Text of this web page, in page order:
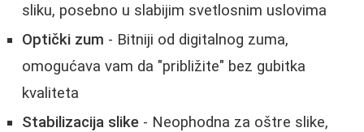
sliku, posebno u slabijim svetlosnim uslovima
Optički zum - Bitniji od digitalnog zuma,
omogućava vam da "približite" bez gubitka
kvaliteta
Stabilizacija slike - Neophodna za oštre slike,